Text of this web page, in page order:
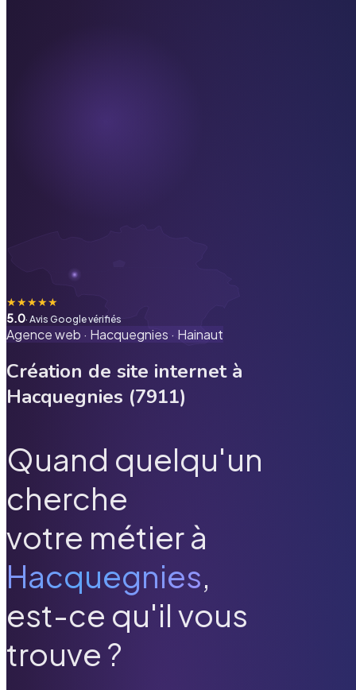
★★★★★
5.0· Avis Google vérifiés
Agence web · Hacquegnies · Hainaut
Création de site internet à
Hacquegnies (7911)
Quand quelqu'un
cherche
votre métier à
Hacquegnies,
est-ce qu'il vous
trouve ?